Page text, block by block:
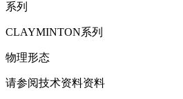
系列
CLAYMINTON系列
物理形态
请参阅技术资料资料